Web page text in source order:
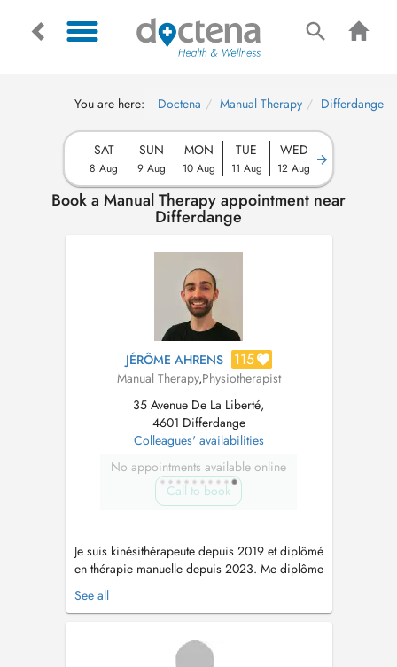
You are here: Doctena Manual Therapy Differdange
SAT
8 Aug
SUN
9 Aug
MON
10 Aug
TUE
11 Aug
WED
12 Aug
Book a Manual Therapy appointment near
Differdange
JÉRÔME AHRENS 115
Manual Therapy,Physiotherapist
35 Avenue De La Liberté,
4601 Differdange
Colleagues' availabilities
No appointments available online
Call to book
Je suis kinésithérapeute depuis 2019 et diplômé
en thérapie manuelle depuis 2023. Me diplôme
me permet de traiter efficacement toutes les
douleurs musculaires et les blocages
inférieur et encore plus dans le pied. Jai suivi
des formations proposées...
See all